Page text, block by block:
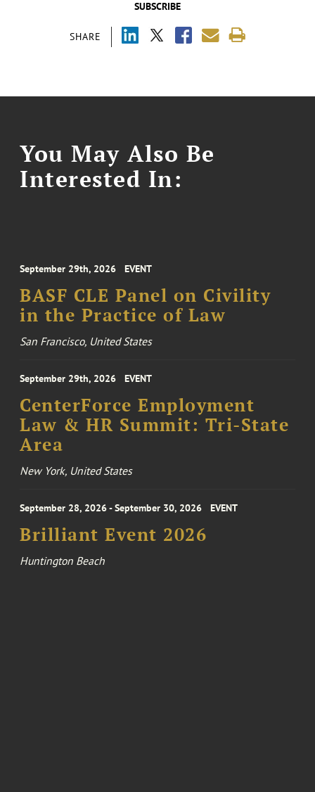
SUBSCRIBE
SHARE
You May Also Be
Interested In:
September 29th, 2026 EVENT
BASF CLE Panel on Civility
in the Practice of Law
San Francisco, United States
September 29th, 2026 EVENT
CenterForce Employment
Law & HR Summit: Tri-State
Area
New York, United States
September 28, 2026 - September 30, 2026 EVENT
Brilliant Event 2026
Huntington Beach